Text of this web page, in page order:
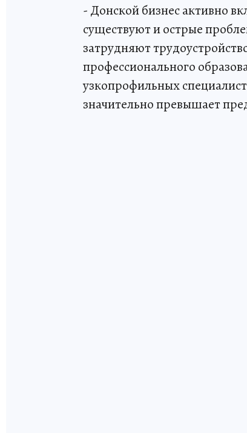
- Донской бизнес активно
существуют и острые
затрудняют
профессионального
узкопрофильных
значительно превышает